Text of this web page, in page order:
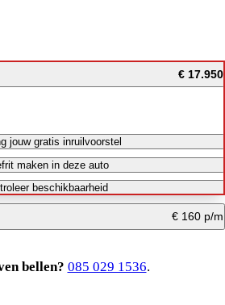
€ 17.950
jouw gratis inruilvoorstel
maken in deze auto
beschikbaarheid
€ 160 p/m
berekenen
bellen? 085 029 1536.